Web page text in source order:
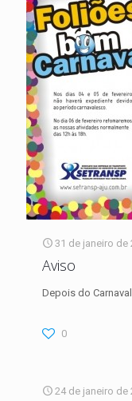
31 de janeiro de
Aviso
Depois do
0
24 de janeiro de